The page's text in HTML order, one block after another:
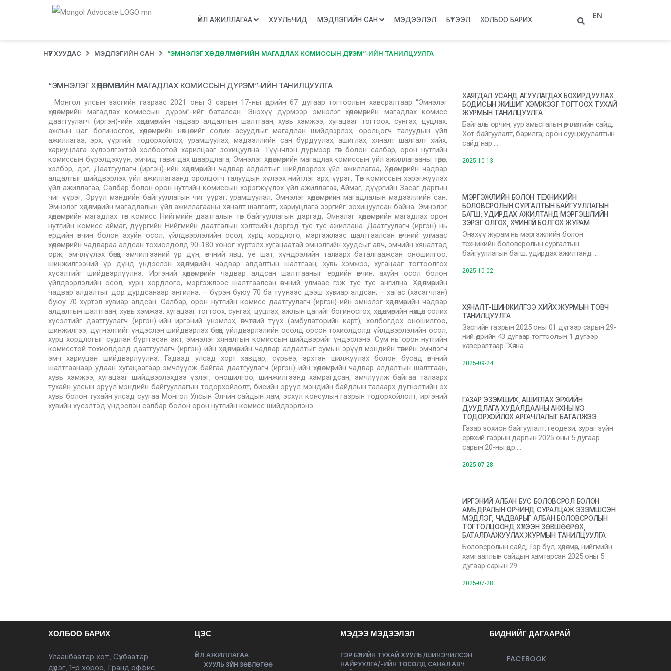
ҮЙЛ АЖИЛЛАГАА ХУУЛЬЧИД МЭДЛЭГИЙН САН МЭДЭЭЛЭЛ БҮТЭЭЛ ХОЛБОО БАРИХ EN
НҮҮР ХУУДАС МЭДЛЭГИЙН САН “ЭМНЭЛЭГ ХӨДӨЛМӨРИЙН МАГАДЛАХ КОМИССЫН ДҮРЭМ”-ИЙН ТАНИЛЦУУЛГА
“ЭМНЭЛЭГ ХӨДӨЛМӨРИЙН МАГАДЛАХ КОМИССЫН ДҮРЭМ”-ИЙН ТАНИЛЦУУЛГА
Монгол улсын засгийн газраас 2021 оны 3 сарын 17-ны өдрийн 67 дугаар тогтоолын хавсралтаар “Эмнэлэг
хөдөлмөрийн магадлах комиссын дүрэм”-ийг баталсан. Энэхүү дүрмээр эмнэлэг хөдөлмөрийн магадлах комисс
даатгуулагч (иргэн)-ийн хөдөлмөрийн чадвар алдалтын шалтгаан, хувь хэмжээ, хугацааг тогтоох, сунгах, цуцлах,
ажлын цаг богиносгох, хөдөлмөрийн нөхцөлийг солих асуудлыг магадлан шийдвэрлэх, оролцогч талуудын үйл
ажиллагаа, эрх, үүргийг тодорхойлох, урамшуулах, мэдээллийн сан бүрдүүлэх, ашиглах, хяналт шалгалт хийх,
хариуцлага хүлээлгэхтэй холбоотой харилцааг зохицуулна. Түүнчлэн дүрмээр төв болон салбар, орон нутгийн
комиссын бүрэлдэхүүн, эмчид тавигдах шаардлага, Эмнэлэг хөдөлмөрийн магадлах комиссын үйл ажиллагааны төрөл,
хэлбэр, дэг, Даатгуулагч (иргэн)-ийн хөдөлмөрийн чадвар алдалтыг шийдвэрлэх үйл ажиллагаа, Хөдөлмөрийн чадвар
алдалтыг шийдвэрлэх үйл ажиллагаанд оролцогч талуудын хүлээх нийтлэг эрх, үүрэг, Төв комиссын хэрэгжүүлэх
үйл ажиллагаа, Салбар болон орон нутгийн комиссын хэрэгжүүлэх үйл ажиллагаа, Аймаг, дүүргийн Засаг даргын
чиг үүрэг, Эрүүл мэндийн байгууллагын чиг үүрэг, урамшуулал, Эмнэлэг хөдөлмөрийн магадлалын мэдээллийн сан,
Эмнэлэг хөдөлмөрийн магадлалын үйл ажиллагааны хяналт шалгалт, хариуцлага зэргийг зохицуулсан байна. Эмнэлэг
хөдөлмөрийн магадлах төв комисс Нийгмийн даатгалын төв байгууллагын дэргэд, Эмнэлэг хөдөлмөрийн магадлах орон
нутгийн комисс аймаг, дүүргийн Нийгмийн даатгалын хэлтсийн дэргэд тус тус ажиллана. Даатгуулагч (иргэн) нь
ердийн өвчин болон ахуйн осол, үйлдвэрлэлийн осол, хурц хордлого, мэргэжлээс шалтгаалсан өвчний улмаас
хөдөлмөрийн чадвараа алдсан тохиолдолд 90-180 хоног хүртэлх хугацаатай эмнэлгийн хуудсыг авч, эмчийн хяналтад
орж, эмчлүүлэх бөгөөд эмчилгээний үр дүн, өвчний явц, үе шат, хүндрэлийн талаарх баталгаажсан оношилгоо,
шинжилгээний үр дүнд үндэслэн хөдөлмөрийн чадвар алдалтын шалтгаан, хувь хэмжээ, хугацааг тогтоолгох
хүсэлтийг шийдвэрлүүлнэ. Иргэний хөдөлмөрийн чадвар алдсан шалтгааныг ердийн өвчин, ахуйн осол болон
үйлдвэрлэлийн осол, хурц хордлого, мэргэжлээс шалтгаалсан өвчний улмаас гэж тус тус ангилна. Хөдөлмөрийн
чадвар алдалтыг дор дурдсанаар ангилна: – бүрэн буюу 70 ба түүнээс дээш хувиар алдсан; – хагас (хэсэгчлэн)
буюу 70 хүртэл хувиар алдсан. Салбар, орон нутгийн комисс даатгуулагч (иргэн)-ийн эмнэлэг хөдөлмөрийн чадвар
алдалтын шалтгаан, хувь хэмжээ, хугацааг тогтоох, сунгах, цуцлах, ажлын цагийг богиносгох, хөдөлмөрийн нөхцөл солих
хүсэлтийг даатгуулагч (иргэн)-ийн иргэний үнэмлэх, өвчтөний түүх (амбулаторийн карт), холбогдох оношилгоо,
шинжилгээ, дүгнэлтийг үндэслэн шийдвэрлэх бөгөөд үйлдвэрлэлийн осолд орсон тохиолдолд үйлдвэрлэлийн осол,
хурц хордлогыг судлан бүртгэсэн акт, эмнэлэг хяналтын комиссын шийдвэрийг үндэслэнэ. Сум нь орон нутгийн
комисстой тохиолдолд даатгуулагч (иргэн)-ийн хөдөлмөрийн чадвар алдалтыг сумын эрүүл мэндийн төвийн эмчлэгч
эмч хариуцан шийдвэрлүүлнэ. Гадаад улсад хорт хавдар, сүрьеэ, эрхтэн шилжүүлэх болон бусад өвчний
шалтгаанаар удаан хугацаагаар эмчлүүлж байгаа даатгуулагч (иргэн)-ийн хөдөлмөрийн чадвар алдалтын шалтгаан,
хувь хэмжээ, хугацааг шийдвэрлэхдээ үзлэг, оношилгоо, шинжилгээнд хамрагдсан, эмчлүүлж байгаа талаарх
тухайн улсын эрүүл мэндийн байгууллагын тодорхойлолт, биеийн эрүүл мэндийн байдлын талаарх дүгнэлтийн эх
хувь болон тухайн улсад суугаа Монгол Улсын Элчин сайдын яам, эсхүл консулын газрын тодорхойлолт, иргэний
хувийн хүсэлтэд үндэслэн салбар болон орон нутгийн комисс шийдвэрлэнэ.
ХАЯГДАЛ УСАНД АГУУЛАГДАХ БОХИРДУУЛАХ
БОДИСЫН ЖИШИГ ХЭМЖЭЭГ ТОГТООХ ТУХАЙ
ЖУРМЫН ТАНИЛЦУУЛГА
Байгаль орчин, уур амьсгалын өөрчлөлтийн сайд,
Хот байгуулалт, барилга, орон сууцжуулалтын
сайд нар …
2025-10-13
МЭРГЭЖЛИЙН БОЛОН ТЕХНИКИЙН
БОЛОВСРОЛЫН СУРГАЛТЫН БАЙГУУЛЛАГЫН
БАГШ, УДИРДАХ АЖИЛТАНД МЭРГЭШЛИЙН
ЗЭРЭГ ОЛГОХ, ХҮЧИНГҮЙ БОЛГОХ ЖУРАМ
Энэхүү журам нь мэргэжлийн болон
техникийн боловсролын сургалтын
байгууллагын багш, удирдах ажилтанд …
2025-10-02
ХЯНАЛТ-ШИНЖИЛГЭЭ ХИЙХ ЖУРМЫН ТОВЧ
ТАНИЛЦУУЛГА
Засгийн газрын 2025 оны 01 дүгээр сарын 29-
ний өдрийн 43 дугаар тогтоолын 1 дүгээр
хавсралтаар “Хяна …
2025-09-24
ГАЗАР ЭЗЭМШИХ, АШИГЛАХ ЭРХИЙН
ДУУДЛАГА ХУДАЛДААНЫ АНХНЫ ҮНЭ
ТОДОРХОЙЛОХ АРГАЧЛАЛЫГ БАТАЛЖЭЭ
Газар зохион байгуулалт, геодези, зураг зүйн
ерөнхий газрын даргын 2025 оны 5 дугаар
сарын 20-ны өдр …
2025-07-28
ИРГЭНИЙ АЛБАН БУС БОЛОВСРОЛ БОЛОН
АМЬДРАЛЫН ОРЧИНД СУРАЛЦАЖ ЭЗЭМШСЭН
МЭДЛЭГ, ЧАДВАРЫГ АЛБАН БОЛОВСРОЛЫН
ТОГТОЛЦООНД ХҮЛЭЭН ЗӨВШӨӨРӨХ,
БАТАЛГААЖУУЛАХ ЖУРМЫН ТАНИЛЦУУЛГА
Боловсролын сайд, Гэр бүл, хөдөлмөр, нийгмийн
хамгааллын сайдын хамтарсан 2025 оны 5
дугаар сарын 29 …
2025-07-28
ХОЛБОО БАРИХ
Улаанбаатар хот, Сүхбаатар
дүүрэг, 1-р хороо, Гранд оффис
ЦЭС
ҮЙЛ АЖИЛЛАГАА
ХУУЛЬ ЗҮЙН ЗӨВЛӨГӨӨ
МЭДЭЭ МЭДЭЭЛЭЛ
ГЭР БҮЛИЙН ТУХАЙ ХУУЛЬ /ШИНЭЧИЛСЭН
НАЙРУУЛГА/-ИЙН ТӨСӨЛД САНАЛ АВЧ
БИДНИЙГ ДАГААРАЙ
FACEBOOK